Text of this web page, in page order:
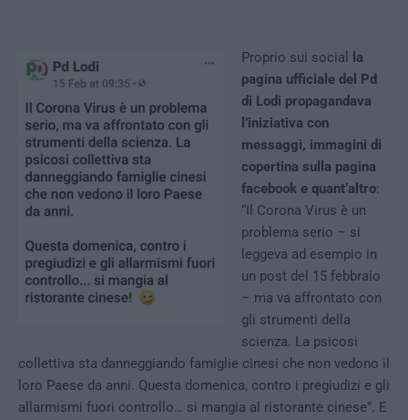
Proprio sui social
la
pagina ufficiale del Pd
di Lodi propagandava
l’iniziativa con
messaggi, immagini di
copertina sulla pagina
facebook e quant’altro:
“Il Corona Virus è un
problema serio – si
leggeva ad esempio in
un post del 15 febbraio
– ma va affrontato con
gli strumenti della
scienza. La psicosi
collettiva sta danneggiando famiglie cinesi che non vedono il
loro Paese da anni. Questa domenica, contro i pregiudizi e gli
allarmismi fuori controllo… si mangia al ristorante cinese”. E